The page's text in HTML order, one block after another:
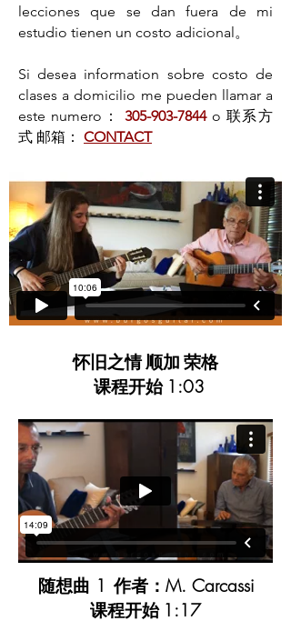
lecciones que se dan fuera de mi
estudio tienen un costo adicional。
Si desea information sobre costo de
clases a domicilio me pueden llamar a
este numero：
305-903-7844 o 联系方
式 邮箱： CONTACT
怀旧之情顺加荣格
课程开始 1:03
随想曲 1 作者：M. Carcassi
课程开始 1:17